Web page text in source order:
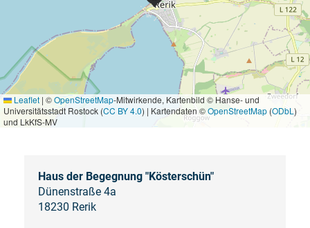
Leaflet | ©OpenStreetMap-Mitwirkende, Kartenbild © Hanse- und
Universitätsstadt Rostock (CC BY 4.0) | Kartendaten ©OpenStreetMap (ODbL )
und LkKfS-MV
Haus der Begegnung "Kösterschün"
Dünenstraße 4a
18230 Rerik